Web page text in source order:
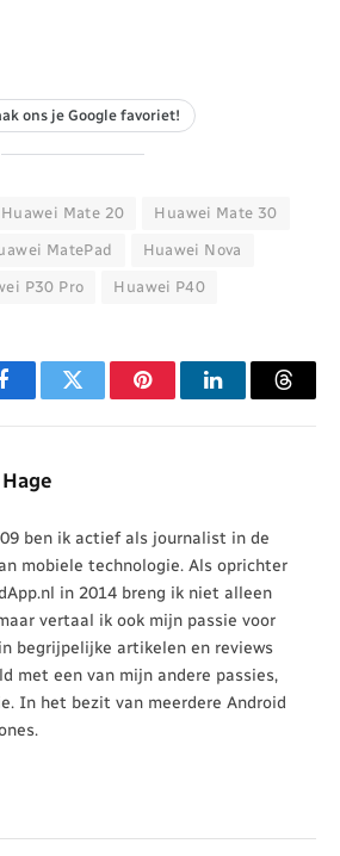
ons je Google favoriet!
Huawei Mate 20 Huawei Mate 30
MatePad Huawei Nova
P30 Pro Huawei P40
FacebookTwitter PinterestLinkedIn
ben ik actief als journalist in de
mobiele technologie. Als oprichter
in 2014 breng ik niet alleen
vertaal ik ook mijn passie voor
begrijpelijke artikelen en reviews
met een van mijn andere passies,
In het bezit van meerdere Android